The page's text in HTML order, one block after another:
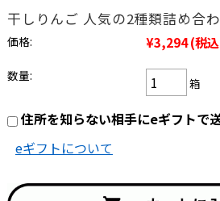
干しりんご 人気の2種類詰め合
価格: ¥3,294(税
数量: 箱
住所を知らない相手にeギフトで
eギフトについて